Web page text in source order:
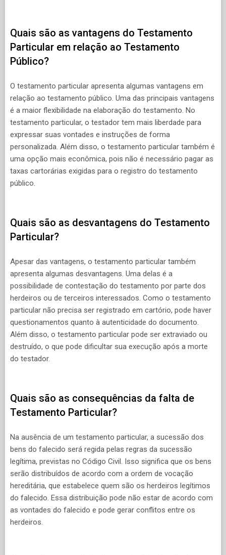
Quais são as vantagens do Testamento
Particular em relação ao Testamento
Público?
O testamento particular apresenta algumas vantagens em
relação ao testamento público. Uma das principais vantagens
é a maior flexibilidade na elaboração do testamento. No
testamento particular, o testador tem mais liberdade para
expressar suas vontades e instruções de forma
personalizada. Além disso, o testamento particular também é
uma opção mais econômica, pois não é necessário pagar as
taxas cartorárias exigidas para o registro do testamento
público.
Quais são as desvantagens do Testamento
Particular?
Apesar das vantagens, o testamento particular também
apresenta algumas desvantagens. Uma delas é a
possibilidade de contestação do testamento por parte dos
herdeiros ou de terceiros interessados. Como o testamento
particular não precisa ser registrado em cartório, pode haver
questionamentos quanto à autenticidade do documento.
Além disso, o testamento particular pode ser extraviado ou
destruído, o que pode dificultar sua execução após a morte
do testador.
Quais são as consequências da falta de
Testamento Particular?
Na ausência de um testamento particular, a sucessão dos
bens do falecido será regida pelas regras da sucessão
legítima, previstas no Código Civil. Isso significa que os bens
serão distribuídos de acordo com a ordem de vocação
hereditária, que estabelece quem são os herdeiros legítimos
do falecido. Essa distribuição pode não estar de acordo com
as vontades do falecido e pode gerar conflitos entre os
herdeiros.